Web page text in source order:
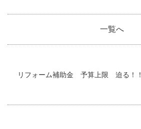
一覧へ
リフォーム補助金 予算上限 迫る！！